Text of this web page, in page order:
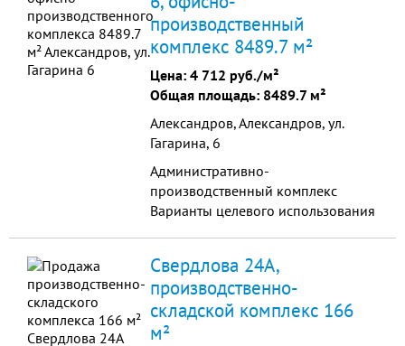
здание ...
производственный
комплекс 8489.7 м²
Цена: 4 712 руб./м²
Общая площадь: 8489.7 м²
Александров, Александров, ул.
Гагарина, 6
Административно-
производственный комплекс
Варианты целевого использования
гипермаркет, городской рынок,
производство.
Свердлова 24А,
производственно-
складской комплекс 166
м²